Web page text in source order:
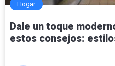
Hogar
Dale un toque
estos consejos: